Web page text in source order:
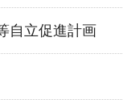
自立促進計画